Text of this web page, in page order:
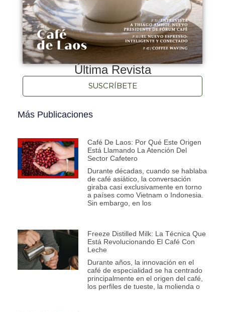
Última Revista
SUSCRÍBETE
Más Publicaciones
Café De Laos: Por Qué Este Origen
Está Llamando La Atención Del
Sector Cafetero
Durante décadas, cuando se hablaba
de café asiático, la conversación
giraba casi exclusivamente en torno
a países como Vietnam o Indonesia.
Sin embargo, en los
Freeze Distilled Milk: La Técnica Que
Está Revolucionando El Café Con
Leche
Durante años, la innovación en el
café de especialidad se ha centrado
principalmente en el origen del café,
los perfiles de tueste, la molienda o